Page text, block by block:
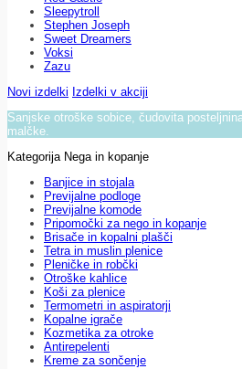
Sleepytroll
Stephen Joseph
Sweet Dreamers
Voksi
Zazu
Novi izdelki Izdelki v akciji
Sanjske otroške sobice, čudovita
malčke.
Kategorija Nega in kopanje
Banjice in stojala
Previjalne podloge
Previjalne komode
Pripomočki za nego in kopanje
Brisače in kopalni plašči
Tetra in muslin plenice
Pleničke in robčki
Otroške kahlice
Koši za plenice
Termometri in aspiratorji
Kopalne igrače
Kozmetika za otroke
Antirepelenti
Kreme za sončenje